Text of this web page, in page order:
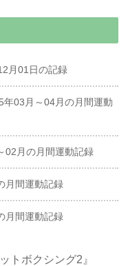
月01日の記録
年03月～04月の月間運動
02月の月間運動記録
月間運動記録
月間運動記録
トボクシング2』